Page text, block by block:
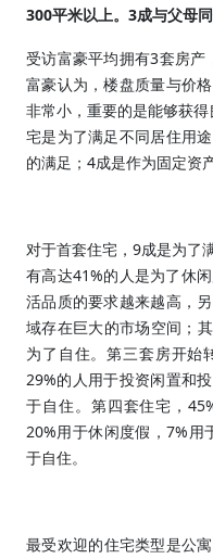
300平米以上。 3成与父母同
受访富豪平均拥有3套房产
富豪认为，楼盘质量与价
非常小，重要的是能够获得
宅是为了满足不同居住用
的满足； 4成是作为固定资
对于首套住宅， 9成是为了
有高达41%的人是为了休
活品质的要求越来越高，
域存在巨大的市场空间；
为了自住。第三套房开始
29%的人用于投资闲置和投
于自住。第四套住宅，
20%用于休闲度假，7% 用
于自住。
最受欢迎的住宅类型是公寓